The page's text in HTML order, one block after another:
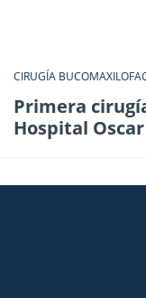
CIRUGÍA
Primera
Hospital